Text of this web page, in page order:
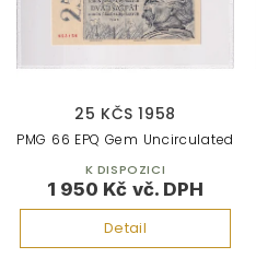
s
r
u
ů
25 KČS 1958
1 950 Kč
Detail
PMG 66 EPQ Gem Uncirculated
K DISPOZICI